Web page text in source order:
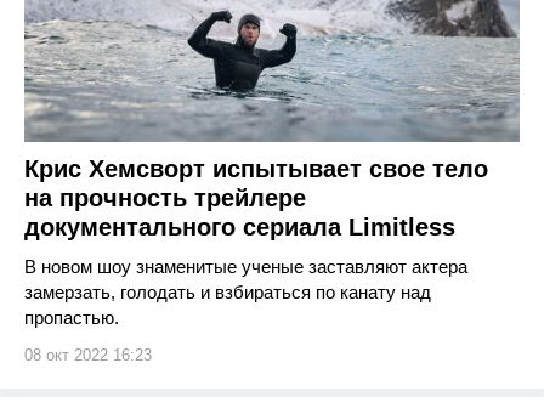
Крис Хемсворт испытывает свое тело
на прочность трейлере
документального сериала Limitless
В новом шоу знаменитые ученые заставляют актера
замерзать, голодать и взбираться по канату над
пропастью.
08 окт 2022 16:23